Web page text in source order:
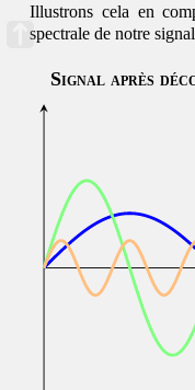
Illustrons cela en
spectrale de notre
Signal après